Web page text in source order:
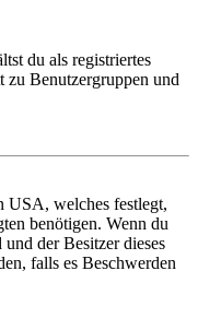
du als registriertes
Benutzergruppen und
USA, welches festlegt,
benötigen. Wenn du
der Besitzer dieses
falls es Beschwerden